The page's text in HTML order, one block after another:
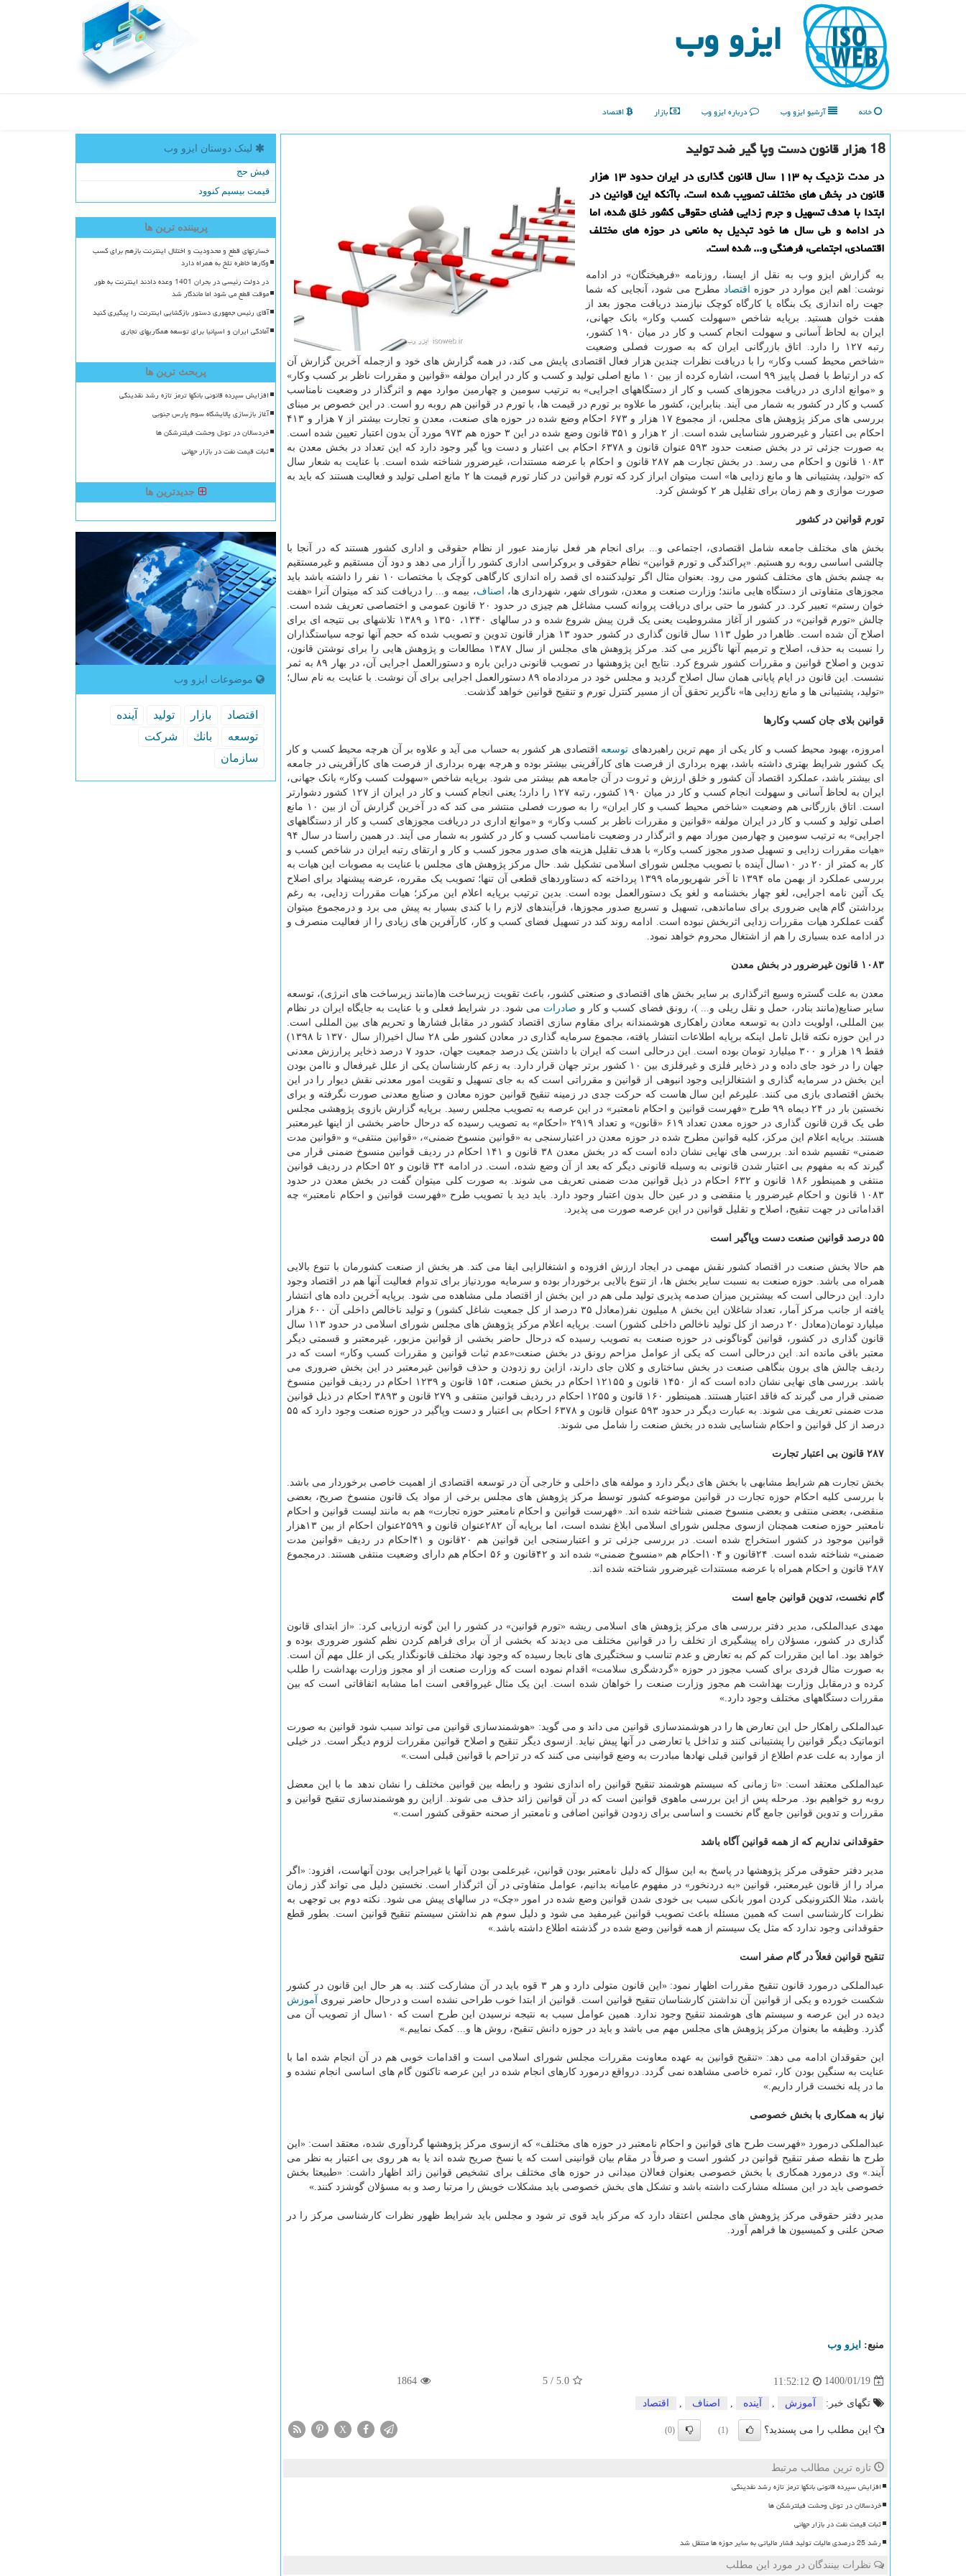
ایزو وب
خانه آرشیو ایزو وب درباره ایزو وب بازار اقتصاد
18 هزار قانون دست وپا گیر ضد تولید
در مدت نزدیک به ۱۱۳ سال قانون گذاری در ایران حدود ۱۳ هزار
قانون در بخش های مختلف تصویب شده است. باآنکه این قوانین در
ابتدا با هدف تسهیل و جرم زدایی فضای حقوقی کشور خلق شده، اما
در ادامه و طی سال ها خود تبدیل به مانعی در حوزه های مختلف
اقتصادی، اجتماعی، فرهنگی و... شده است.
به گزارش ایزو وب به نقل از ایسنا، روزنامه «فرهیختگان» در ادامه
نوشت: اهم این موارد در حوزه
اقتصادمطرح می شود، آنجایی که شما
جهت راه اندازی یک بنگاه یا کارگاه کوچک نیازمند دریافت مجوز بعد از
هفت خوان هستید. برپایه شاخص «سهولت کسب وکار» بانک جهانی،
ایران به لحاظ آسانی و سهولت انجام کسب و کار در میان ۱۹۰ کشور،
رتبه ۱۲۷ را دارد. اتاق بازرگانی ایران که به صورت فصلی وضعیت
«شاخص محیط کسب وکار» را با دریافت نظرات چندین هزار فعال اقتصادی پایش می کند، در همه گزارش های خود و ازجمله آخرین گزارش آن
که در ارتباط با فصل پاییز ۹۹ است، اشاره کرده از بین ۱۰ مانع اصلی تولید و کسب و کار در ایران مولفه «قوانین و مقررات ناظر بر کسب وکار»
و «موانع اداری در دریافت مجوزهای کسب و کار از دستگاههای اجرایی» به ترتیب سومین و چهارمین موارد مهم و اثرگذار در وضعیت نامناسب
کسب و کار در کشور به شمار می آیند. بنابراین، کشور ما علاوه بر تورم در قیمت ها، با تورم در قوانین هم روبه رو است. در این خصوص بر مبنای
بررسی های مرکز پژوهش های مجلس، از مجموع ۱۷ هزار و ۶۷۳ احکام وضع شده در حوزه های صنعت، معدن و تجارت بیشتر از ۷ هزار و ۴۱۳
احکام بی اعتبار و غیرضرور شناسایی شده است. از ۲ هزار و ۳۵۱ قانون وضع شده در این ۳ حوزه هم ۹۷۳ مورد آن بدون اعتبار تعیین شده است.
به صورت جزئی تر در بخش صنعت حدود ۵۹۳ عنوان قانون و ۶۳۷۸ احکام بی اعتبار و دست وپا گیر وجود دارد که این تعداد در بخش معدن به
۱۰۸۳ قانون و احکام می رسد. در بخش تجارت هم ۲۸۷ قانون و احکام با عرضه مستندات، غیرضرور شناخته شده است. با عنایت به شعار سال
که «تولید، پشتیبانی ها و مانع زدایی ها» است میتوان ابراز کرد که تورم قوانین در کنار تورم قیمت ها ۲ مانع اصلی تولید و فعالیت هستند که باید به
صورت موازی و هم زمان برای تقلیل هر ۲ کوشش کرد.
تورم قوانین در کشور
بخش های مختلف جامعه شامل اقتصادی، اجتماعی و... برای انجام هر فعل نیازمند عبور از نظام حقوقی و اداری کشور هستند که در آنجا با
چالشی اساسی روبه رو هستیم. «پراکندگی و تورم قوانین» نظام حقوقی و بروکراسی اداری کشور را آزار می دهد و دود آن مستقیم و غیرمستقیم
به چشم بخش های مختلف کشور می رود. بعنوان مثال اگر تولیدکننده ای قصد راه اندازی کارگاهی کوچک با مختصات ۱۰ نفر را داشته باشد باید
مجوزهای متفاوتی از دستگاه هایی مانند؛ وزارت صنعت و معدن، شورای شهر، شهرداری ها،
اصناف، بیمه و... را دریافت کند که میتوان آنرا «هفت
خوان رستم» تعبیر کرد. در کشور ما حتی برای دریافت پروانه کسب مشاغل هم چیزی در حدود ۲۰ قانون عمومی و اختصاصی تعریف شده است.
چالش «تورم قوانین» در کشور از آغاز مشروطیت یعنی یک قرن پیش شروع شده و در سالهای ۱۳۴۰، ۱۳۵۰ و ۱۳۸۹ تلاشهای بی نتیجه ای برای
اصلاح آن شده است. ظاهرا در طول ۱۱۳ سال قانون گذاری در کشور حدود ۱۳ هزار قانون تدوین و تصویب شده که حجم آنها توجه سیاستگذاران
را نسبت به حذف، اصلاح و ترمیم آنها ناگزیر می کند. مرکز پژوهش های مجلس از سال ۱۳۸۷ مطالعات و پژوهش هایی را برای نوشتن قانون،
تدوین و اصلاح قوانین و مقررات کشور شروع کرد. نتایج این پژوهشها در تصویب قانونی دراین باره و دستورالعمل اجرایی آن، در بهار ۸۹ به ثمر
نشست. این قانون در ایام پایانی همان سال اصلاح گردید و مجلس خود در مردادماه ۸۹ دستورالعمل اجرایی برای آن نوشت. با عنایت به نام سال؛
«تولید، پشتیبانی ها و مانع زدایی ها» ناگزیر تحقق آن از مسیر کنترل تورم و تنقیح قوانین خواهد گذشت.
قوانین بلای جان کسب وکارها
امروزه، بهبود محیط کسب و کار یکی از مهم ترین راهبردهای توسعه اقتصادی هر کشور به حساب می آید و علاوه بر آن هرچه محیط کسب و کار
یک کشور شرایط بهتری داشته باشد، بهره برداری از فرصت های کارآفرینی بیشتر بوده و هرچه بهره برداری از فرصت های کارآفرینی در جامعه
ای بیشتر باشد، عملکرد اقتصاد آن کشور و خلق ارزش و ثروت در آن جامعه هم بیشتر می شود. برپایه شاخص «سهولت کسب وکار» بانک جهانی،
ایران به لحاظ آسانی و سهولت انجام کسب و کار در میان ۱۹۰ کشور، رتبه ۱۲۷ را دارد؛ یعنی انجام کسب و کار در ایران از ۱۲۷ کشور دشوارتر
است. اتاق بازرگانی هم وضعیت «شاخص محیط کسب و کار ایران» را به صورت فصلی منتشر می کند که در آخرین گزارش آن از بین ۱۰ مانع
اصلی تولید و کسب و کار در ایران مولفه «قوانین و مقررات ناظر بر کسب وکار» و «موانع اداری در دریافت مجوزهای کسب و کار از دستگاههای
اجرایی» به ترتیب سومین و چهارمین موراد مهم و اثرگذار در وضعیت نامناسب کسب و کار در کشور به شمار می آیند. در همین راستا در سال ۹۴
«هیات مقررات زدایی و تسهیل صدور مجوز کسب وکار» با هدف تقلیل هزینه های صدور مجوز کسب و کار و ارتقای رتبه ایران در شاخص کسب و
کار به کمتر از ۲۰ در ۱۰سال آینده با تصویب مجلس شورای اسلامی تشکیل شد. حال مرکز پژوهش های مجلس با عنایت به مصوبات این هیات به
بررسی عملکرد از بهمن ماه ۱۳۹۴ تا آخر شهریورماه ۱۳۹۹ پرداخته که دستاوردهای قطعی آن تنها؛ تصویب یک مقرره، عرضه پیشنهاد برای اصلاح
یک آئین نامه اجرایی، لغو چهار بخشنامه و لغو یک دستورالعمل بوده است. بدین ترتیب برپایه اعلام این مرکز؛ هیات مقررات زدایی، به رغم
برداشتن گام هایی ضروری برای ساماندهی، تسهیل و تسریع صدور مجوزها، فرآیندهای لازم را با کندی بسیار به پیش می برد و درمجموع میتوان
گفت عملکرد هیات مقررات زدایی اثربخش نبوده است. ادامه روند کند در تسهیل فضای کسب و کار، کارآفرین های زیادی را از فعالیت منصرف و
در ادامه عده بسیاری را هم از اشتغال محروم خواهد نمود.
۱۰۸۳ قانون غیرضرور در بخش معدن
معدن به علت گستره وسیع اثرگذاری بر سایر بخش های اقتصادی و صنعتی کشور، باعث تقویت زیرساخت ها(مانند زیرساخت های انرژی)، توسعه
سایر صنایع(مانند بنادر، حمل و نقل ریلی و... )، رونق فضای کسب و کار و صادرات می شود. در شرایط فعلی و با عنایت به جایگاه ایران در نظام
بین المللی، اولویت دادن به توسعه معادن راهکاری هوشمندانه برای مقاوم سازی اقتصاد کشور در مقابل فشارها و تحریم های بین المللی است.
در این حوزه نکته قابل تامل اینکه برپایه اطلاعات انتشار یافته، مجموع سرمایه گذاری در معادن کشور طی ۲۸ سال اخیر(از سال ۱۳۷۰ تا ۱۳۹۸)
فقط ۱۹ هزار و ۳۰۰ میلیارد تومان بوده است. این درحالی است که ایران با داشتن یک درصد جمعیت جهان، حدود ۷ درصد ذخایر پرارزش معدنی
جهان را در خود جای داده و در ذخایر فلزی و غیرفلزی بین ۱۰ کشور برتر جهان قرار دارد. به زعم کارشناسان یکی از علل غیرفعال و ناامن بودن
این بخش در سرمایه گذاری و اشتغالزایی وجود انبوهی از قوانین و مقرراتی است که به جای تسهیل و تقویت امور معدنی نقش دیوار را در این
بخش اقتصادی بازی می کنند. علیرغم این سال هاست که حرکت جدی در زمینه تنقیح قوانین حوزه معادن و صنایع معدنی صورت نگرفته و برای
نخستین بار در ۲۴ دیماه ۹۹ طرح «فهرست قوانین و احکام نامعتبر» در این عرصه به تصویب مجلس رسید. برپایه گزارش بازوی پژوهشی مجلس
طی یک قرن قانون گذاری در حوزه معدن تعداد ۶۱۹ «قانون» و تعداد ۲۹۱۹ «احکام» به تصویب رسیده که درحال حاضر بخشی از اینها غیرمعتبر
هستند. برپایه اعلام این مرکز، کلیه قوانین مطرح شده در حوزه معدن در اعتبارسنجی به «قوانین منسوخ ضمنی»، «قوانین منتفی» و «قوانین مدت
ضمنی» تقسیم شده اند. بررسی های نهایی نشان داده است که در بخش معدن ۳۸ قانون و ۱۴۱ احکام در ردیف قوانین منسوخ ضمنی قرار می
گیرند که به مفهوم بی اعتبار شدن قانونی به وسیله قانونی دیگر که بعد از آن وضع شده، است. در ادامه ۳۴ قانون و ۵۲ احکام در ردیف قوانین
منتفی و همینطور ۱۸۶ قانون و ۶۳۲ احکام در ذیل قوانین مدت ضمنی تعریف می شوند. به صورت کلی میتوان گفت در بخش معدن در حدود
۱۰۸۳ قانون و احکام غیرضرور یا منقضی و در عین حال بدون اعتبار وجود دارد. باید دید با تصویب طرح «فهرست قوانین و احکام نامعتبر» چه
اقداماتی در جهت تنقیح، اصلاح و تقلیل قوانین در این عرصه صورت می پذیرد.
۵۵ درصد قوانین صنعت دست وپاگیر است
هم حالا بخش صنعت در اقتصاد کشور نقش مهمی در ایجاد ارزش افزوده و اشتغالزایی ایفا می کند. هر بخش از صنعت کشورمان با تنوع بالایی
همراه می باشد. حوزه صنعت به نسبت سایر بخش ها، از تنوع بالایی برخوردار بوده و سرمایه موردنیاز برای تدوام فعالیت آنها هم در اقتصاد وجود
دارد. این درحالی است که بیشترین میزان صدمه پذیری تولید ملی هم در این بخش از اقتصاد ملی مشاهده می شود. برپایه آخرین داده های انتشار
یافته از جانب مرکز آمار، تعداد شاغلان این بخش ۸ میلیون نفر(معادل ۳۵ درصد از کل جمعیت شاغل کشور) و تولید ناخالص داخلی آن ۶۰۰ هزار
میلیارد تومان(معادل ۲۰ درصد از کل تولید ناخالص داخلی کشور) است. برپایه اعلام مرکز پژوهش های مجلس شورای اسلامی در حدود ۱۱۳ سال
قانون گذاری در کشور، قوانین گوناگونی در حوزه صنعت به تصویب رسیده که درحال حاضر بخشی از قوانین مزبور، غیرمعتبر و قسمتی دیگر
معتبر باقی مانده اند. این درحالی است که یکی از عوامل مزاحم رونق در بخش صنعت«عدم ثبات قوانین و مقررات کسب وکار» است که در
ردیف چالش های برون بنگاهی صنعت در بخش ساختاری و کلان جای دارند، ازاین رو زدودن و حذف قوانین غیرمعتبر در این بخش ضروری می
باشد. بررسی های نهایی نشان داده است که از ۱۴۵۰ قانون و ۱۲۱۵۵ احکام در بخش صنعت، ۱۵۴ قانون و ۱۲۳۹ احکام در ردیف قوانین منسوخ
ضمنی قرار می گیرند که فاقد اعتبار هستند. همینطور ۱۶۰ قانون و ۱۲۵۵ احکام در ردیف قوانین منتفی و ۲۷۹ قانون و ۳۸۹۳ احکام در ذیل قوانین
مدت ضمنی تعریف می شوند. به عبارت دیگر در حدود ۵۹۳ عنوان قانون و ۶۳۷۸ احکام بی اعتبار و دست وپاگیر در حوزه صنعت وجود دارد که ۵۵
درصد از کل قوانین و احکام شناسایی شده در بخش صنعت را شامل می شوند.
۲۸۷ قانون بی اعتبار تجارت
بخش تجارت هم شرایط مشابهی با بخش های دیگر دارد و مولفه های داخلی و خارجی آن در توسعه اقتصادی از اهمیت خاصی برخوردار می باشد.
با بررسی کلیه احکام حوزه تجارت در قوانین موضوعه کشور توسط مرکز پژوهش های مجلس برخی از مواد یک قانون منسوخ صریح، بعضی
منقضی، بعضی منتفی و بعضی منسوخ ضمنی شناخته شده اند. «فهرست قوانین و احکام نامعتبر حوزه تجارت» هم به مانند لیست قوانین و احکام
نامعتبر حوزه صنعت همچنان ازسوی مجلس شورای اسلامی ابلاغ نشده است، اما برپایه آن ۲۸۲عنوان قانون و ۲۵۹۹عنوان احکام از بین ۱۳هزار
قوانین موجود در کشور استخراج شده است. در بررسی جزئی تر و اعتبارسنجی این قوانین هم ۲۰قانون و ۴۱احکام در ردیف «قوانین مدت
ضمنی» شناخته شده است. ۲۴قانون و ۱۰۴احکام هم «منسوخ ضمنی» شده اند و ۴۲قانون و ۵۶ احکام هم دارای وضعیت منتفی هستند. درمجموع
۲۸۷ قانون و احکام همراه با عرضه مستندات غیرضرور شناخته شده اند.
گام نخست، تدوین قوانین جامع است
مهدی عبدالملکی، مدیر دفتر بررسی های مرکز پژوهش های اسلامی ریشه «تورم قوانین» در کشور را این گونه ارزیابی کرد: «از ابتدای قانون
گذاری در کشور، مسؤلان راه پیشگیری از تخلف را در قوانین مختلف می دیدند که بخشی از آن برای فراهم کردن نظم کشور ضروری بوده و
خواهد بود. اما این مقررات کم کم به تعارض و عدم تناسب و سختگیری های نابجا رسیده که وجود نهاد مختلف قانونگذار یکی از علل مهم آن است.
به صورت مثال فردی برای کسب مجوز در حوزه «گردشگری سلامت» اقدام نموده است که وزارت صنعت از او مجوز وزارت بهداشت را طلب
کرده و درمقابل وزارت بهداشت هم مجوز وزارت صنعت را خواهان شده است. این یک مثال غیرواقعی است اما مشابه اتفاقاتی است که بین
مقررات دستگاههای مختلف وجود دارد.»
عبدالملکی راهکار حل این تعارض ها را در هوشمندسازی قوانین می داند و می گوید: «هوشمندسازی قوانین می تواند سبب شود قوانین به صورت
اتوماتیک دیگر قوانین را پشتیبانی کنند و تداخل یا تعارضی در آنها پیش نیاید. ازسوی دیگر تنقیح و اصلاح قوانین مقررات لزوم دیگر است. در خیلی
از موارد به علت عدم اطلاع از قوانین قبلی نهادها مبادرت به وضع قوانینی می کنند که در تزاحم با قوانین قبلی است.»
عبدالملکی معتقد است: «تا زمانی که سیستم هوشمند تنقیح قوانین راه اندازی نشود و رابطه بین قوانین مختلف را نشان ندهد ما با این معضل
روبه رو خواهیم بود. مرحله پس از این بررسی ماهوی قوانین است که در آن قوانین زائد حذف می شوند. ازاین رو هوشمندسازی تنقیح قوانین و
مقررات و تدوین قوانین جامع گام نخست و اساسی برای زدودن قوانین اضافی و نامعتبر از صحنه حقوقی کشور است.»
حقوقدانی نداریم که از همه قوانین آگاه باشد
مدیر دفتر حقوقی مرکز پژوهشها در پاسخ به این سؤال که دلیل نامعتبر بودن قوانین، غیرعلمی بودن آنها یا غیراجرایی بودن آنهاست، افزود: «اگر
مراد را از قانون غیرمعتبر، قوانین «به دردنخور» در مفهوم عامیانه بدانیم، عوامل متفاوتی در آن اثرگذار است. نخستین دلیل می تواند گذر زمان
باشد، مثلا الکترونیکی کردن امور بانکی سبب بی خودی شدن قوانین وضع شده در امور «چک» در سالهای پیش می شود. نکته دوم بی توجهی به
نظرات کارشناسی است که همین مسئله باعث تصویب قوانین غیرمفید می شود و دلیل سوم هم نداشتن سیستم تنقیح قوانین است. بطور قطع
حقوقدانی وجود ندارد که مثل یک سیستم از همه قوانین وضع شده در گذشته اطلاع داشته باشد.»
تنقیح قوانین فعلاً در گام صفر است
عبدالملکی درمورد قانون تنقیح مقررات اظهار نمود: «این قانون متولی دارد و هر ۳ قوه باید در آن مشارکت کنند. به هر حال این قانون در کشور
شکست خورده و یکی از قوانین آن نداشتن کارشناسان تنقیح قوانین است. قوانین از ابتدا خوب طراحی نشده است و درحال حاضر نیروی
آموزش
دیده در این عرصه و سیستم های هوشمند تنقیح وجود ندارد. همین عوامل سبب به نتیجه نرسیدن این طرح است که ۱۰سال از تصویب آن می
گذرد. وظیفه ما بعنوان مرکز پژوهش های مجلس مهم می باشد و باید در حوزه دانش تنقیح، روش ها و... کمک نماییم.»
این حقوقدان ادامه می دهد: «تنقیح قوانین به عهده معاونت مقررات مجلس شورای اسلامی است و اقدامات خوبی هم در آن انجام شده اما با
عنایت به سنگین بودن کار، ثمره خاصی مشاهده نمی گردد. درواقع درمورد کارهای انجام شده در این عرصه تاکنون گام های اساسی انجام نشده و
ما در پله نخست قرار داریم.»
نیاز به همکاری با بخش خصوصی
عبدالملکی درمورد «فهرست طرح های قوانین و احکام نامعتبر در حوزه های مختلف» که ازسوی مرکز پژوهشها گردآوری شده، معتقد است: «این
طرح ها نقطه صفر تنقیح قوانین در کشور است و صرفاً در مقام بیان قوانینی است که یا نسخ صریح شده اند یا به هر روی بی اعتبار به نظر می
آیند.» وی درمورد همکاری با بخش خصوصی بعنوان فعالان میدانی در حوزه های مختلف برای تشخیص قوانین زائد اظهار داشت: «طبیعتا بخش
خصوصی باید در این مسئله مشارکت داشته باشد و تشکل های بخش خصوصی باید مشکلات خویش را مرتبا رصد و به مسؤلان گوشزد کنند.»
مدیر دفتر حقوقی مرکز پژوهش های مجلس اعتقاد دارد که مرکز باید قوی تر شود و مجلس باید شرایط ظهور نظرات کارشناسی مرکز را در
صحن علنی و کمیسیون ها فراهم آورد.
منبع: ایزو وب
1400/01/19
11:52:12
5.0
/
5
1864
تگهای خبر: آموزش آینده اصناف اقتصاد
این مطلب را می پسندید؟ (1)
(0)
X
تازه ترین مطالب مرتبط
افزایش سپرده قانونی بانکها ترمز تازه رشد نقدینگی
خردسالان در تونل وحشت فیلترشکن ها
ثبات قیمت نفت در بازار جهانی
رشد 25 درصدی مالیات تولید فشار مالیاتی به سایر حوزه ها منتقل شد
نظرات بینندگان در مورد این مطلب
لینک دوستان ایزو وب
فیش حج
قیمت بیسیم کنوود
پربیننده ترین ها
خسارتهای قطع و محدودیت و اختلال اینترنت بازهم برای کسب
وکارها خاطره تلخ به همراه دارد
در دولت رئیسی در بحران 1401 وعده دادند اینترنت به طور
موقت قطع می شود اما ماندگار شد
آقای رئیس جمهوری دستور بازگشایی اینترنت را پیگیری کنید
آمادگی ایران و اسپانیا برای توسعه همکاریهای تجاری
پربحث ترین ها
افزایش سپرده قانونی بانکها ترمز تازه رشد نقدینگی
آغاز بازسازی پالایشگاه سوم پارس جنوبی
خردسالان در تونل وحشت فیلترشکن ها
ثبات قیمت نفت در بازار جهانی
جدیدترین ها
موضوعات ایزو وب
اقتصاد بازار تولید
آینده
توسعه
بانك
شركت
سازمان